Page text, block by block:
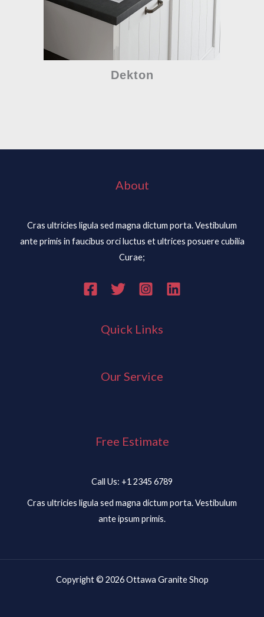
Dekton
About
Cras ultricies ligula sed magna dictum porta. Vestibulum
ante primis in faucibus orci luctus et ultrices posuere cubilia
Curae;
Quick Links
Our Service
Free Estimate
Call Us: +1 2345 6789
Cras ultricies ligula sed magna dictum porta. Vestibulum
ante ipsum primis.
Copyright © 2026 Ottawa Granite Shop